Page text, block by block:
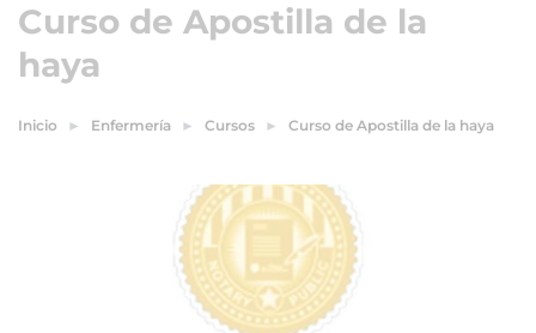
Curso de Apostilla de la
haya
Inicio Enfermería Cursos Curso de Apostilla de la haya